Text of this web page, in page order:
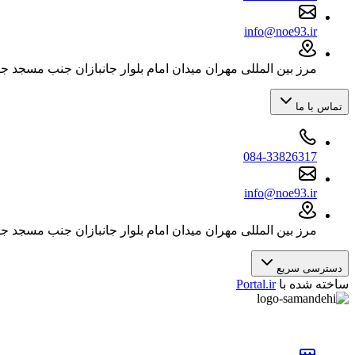
info@noe93.ir
مرز بین المللی مهران میدان امام بلوار جانبازان جنب مسجد
تماس با ما
084-33826317
info@noe93.ir
مرز بین المللی مهران میدان امام بلوار جانبازان جنب مسجد
دسترسی سریع
ساخته شده باPortal.ir